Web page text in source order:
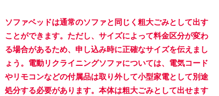
ソファベッドは通常のソファと同じく粗大ごみとして出す
ことができます。ただし、サイズによって料金区分が変わ
る場合があるため、申し込み時に正確なサイズを伝えまし
ょう。電動リクライニングソファについては、電気コード
やリモコンなどの付属品は取り外して小型家電として別途
処分する必要があります。本体は粗大ごみとして出せます